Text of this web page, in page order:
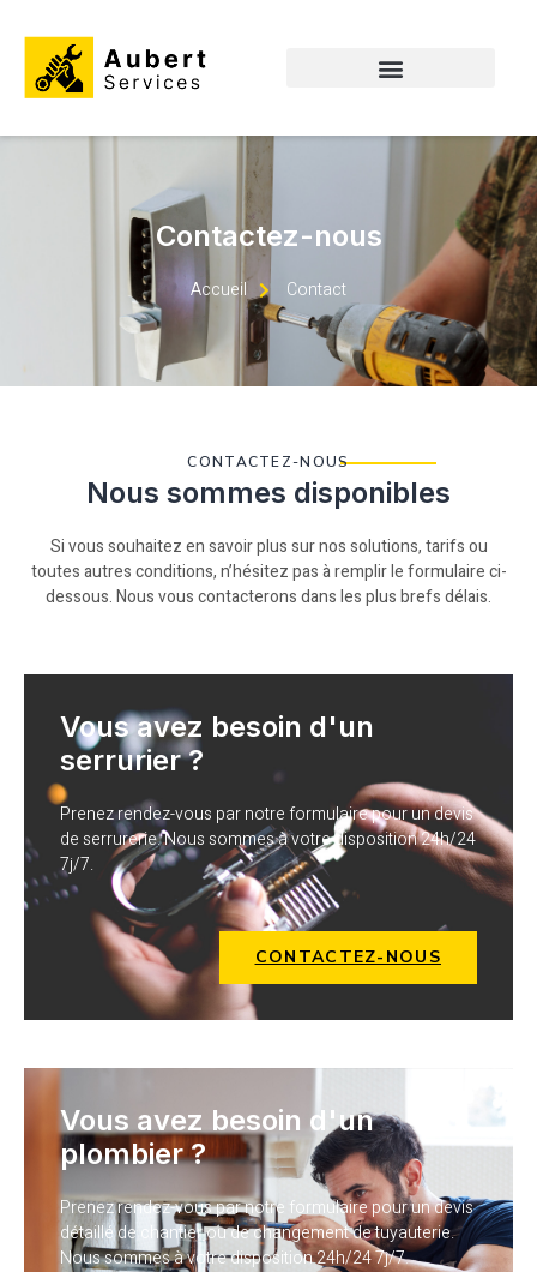
Contactez-nous
Accueil Contact
CONTACTEZ-NOUS
Nous sommes disponibles
Si vous souhaitez en savoir plus sur nos solutions, tarifs ou
toutes autres conditions, n’hésitez pas à remplir le formulaire ci-
dessous. Nous vous contacterons dans les plus brefs délais.
Vous avez besoin d'un
serrurier ?
Prenez rendez-vous par notre formulaire pour un devis
de serrurerie. Nous sommes à votre disposition 24h/24
7j/7.
CONTACTEZ-NOUS
Vous avez besoin d'un
plombier ?
Prenez rendez-vous par notre formulaire pour un devis
détaillé de chantier ou de changement de tuyauterie.
Nous sommes à votre disposition 24h/24 7j/7.